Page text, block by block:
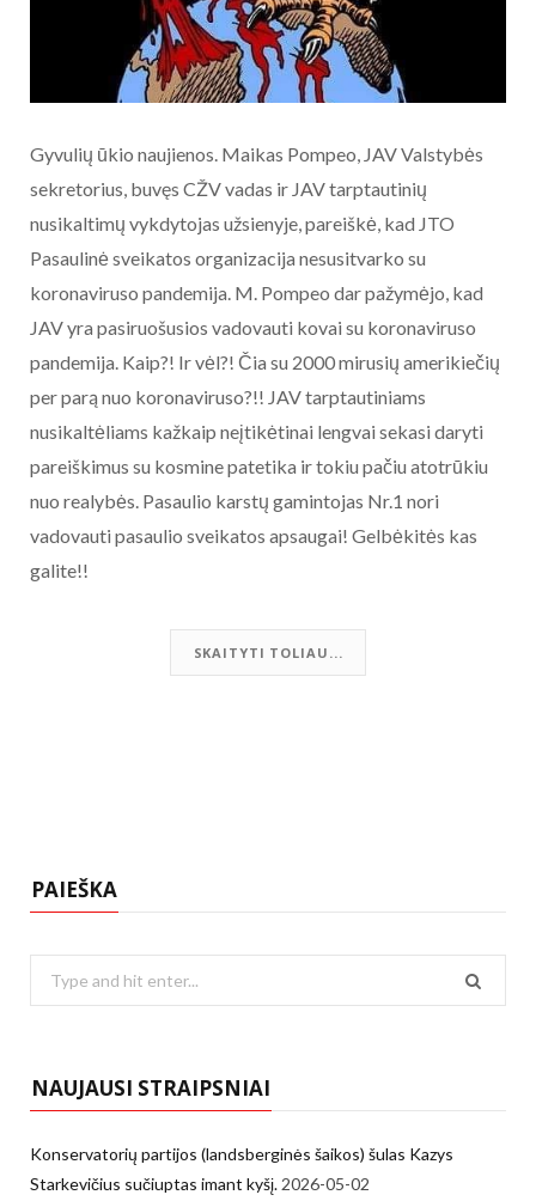
Gyvulių ūkio naujienos. Maikas Pompeo, JAV Valstybės
sekretorius, buvęs CŽV vadas ir JAV tarptautinių
nusikaltimų vykdytojas užsienyje, pareiškė, kad JTO
Pasaulinė sveikatos organizacija nesusitvarko su
koronaviruso pandemija. M. Pompeo dar pažymėjo, kad
JAV yra pasiruošusios vadovauti kovai su koronaviruso
pandemija. Kaip?! Ir vėl?! Čia su 2000 mirusių amerikiečių
per parą nuo koronaviruso?!! JAV tarptautiniams
nusikaltėliams kažkaip neįtikėtinai lengvai sekasi daryti
pareiškimus su kosmine patetika ir tokiu pačiu atotrūkiu
nuo realybės. Pasaulio karstų gamintojas Nr.1 nori
vadovauti pasaulio sveikatos apsaugai! Gelbėkitės kas
galite!!
SKAITYTI TOLIAU...
PAIEŠKA
NAUJAUSI STRAIPSNIAI
Konservatorių partijos (landsberginės šaikos) šulas Kazys
Starkevičius sučiuptas imant kyšį. 2026-05-02